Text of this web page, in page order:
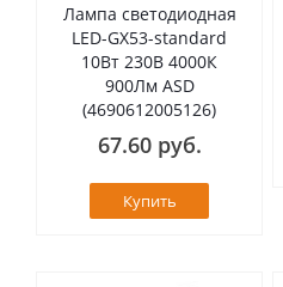
Лампа светодиодная
LED-GX53-standard
10Вт 230В 4000К
900Лм ASD
(4690612005126)
67.60 руб.
Купить